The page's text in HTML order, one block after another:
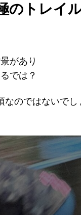
のトレイ
があり
では？
のではないでし